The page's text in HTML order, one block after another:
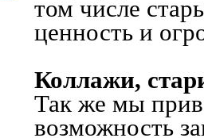
том числе
ценность и
Коллажи,
Так же мы
возможность